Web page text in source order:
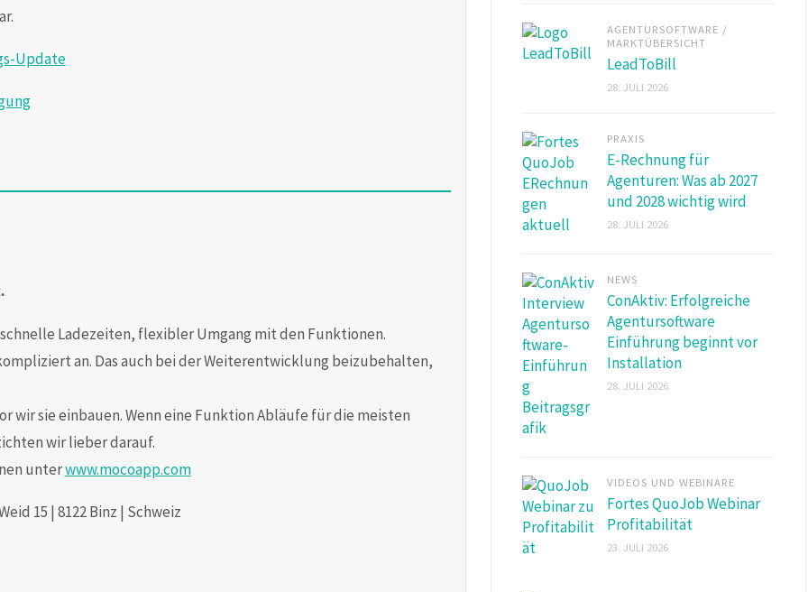
Update
Ladezeiten, flexibler Umgang mit den Funktionen.
an. Das auch bei der Weiterentwicklung beizubehalten,
wir sie einbauen. Wenn eine Funktion Abläufe für die meisten
wir lieber darauf.
unterwww.mocoapp.com
15 | 8122 Binz | Schweiz
AGENTURSOFTWARE /
MARKTÜBERSICHT
LeadToBill
28. JULI 2026
PRAXIS
E-Rechnung für
Agenturen: Was ab 2027
und 2028 wichtig wird
28. JULI 2026
NEWS
ConAktiv: Erfolgreiche
Agentursoftware
Einführung beginnt vor
Installation
28. JULI 2026
VIDEOS UND WEBINARE
Fortes QuoJob Webinar
Profitabilität
23. JULI 2026